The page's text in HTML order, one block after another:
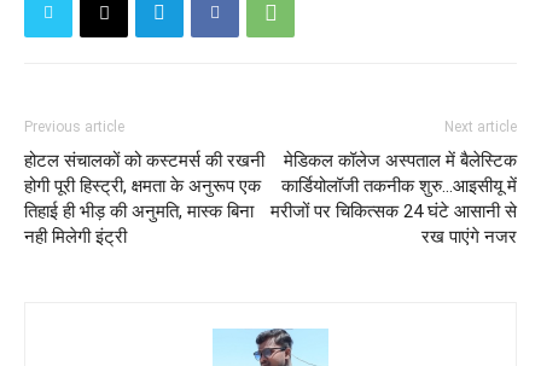
Previous article
होटल संचालकों को कस्टमर्स की रखनी
होगी पूरी हिस्ट्री, क्षमता के अनुरूप एक
तिहाई ही भीड़ की अनुमति, मास्क बिना
नही मिलेगी इंट्री
Next article
मेडिकल कॉलेज अस्पताल में बैलेस्टिक
कार्डियोलॉजी तकनीक शुरु...आइसीयू में
मरीजों पर चिकित्सक 24 घंटे आसानी से
रख पाएंगे नजर